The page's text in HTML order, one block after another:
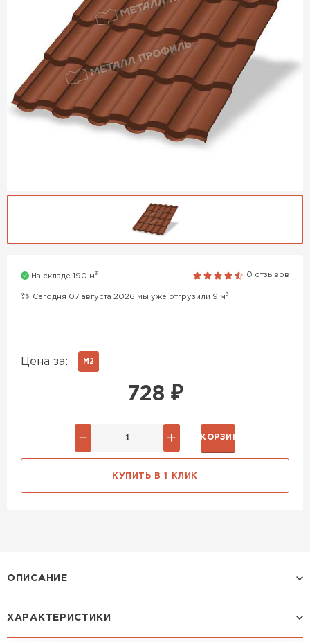
На складе 190 м3 0 отзывов
Сегодня 07 августа 2026 мы уже отгрузили 9 м3
Цена за: М2
728 ₽
В КОРЗИНУ
КУПИТЬ В 1 КЛИК
ОПИСАНИЕ
Профиль МОНТЕКРИСТО:
ХАРАКТЕРИСТИКИ